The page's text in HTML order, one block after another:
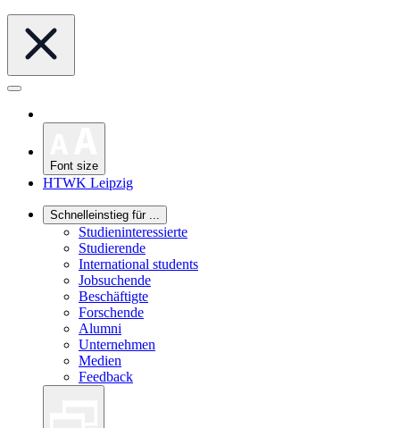
Font size
HTWK Leipzig
Schnelleinstieg für ...
Studieninteressierte
Studierende
International students
Jobsuchende
Beschäftigte
Forschende
Alumni
Unternehmen
Medien
Feedback